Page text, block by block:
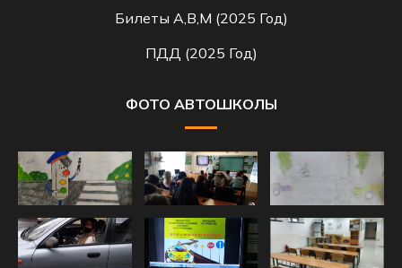
Билеты A,B,M (2025 Год)
ПДД (2025 Год)
ФОТО АВТОШКОЛЫ